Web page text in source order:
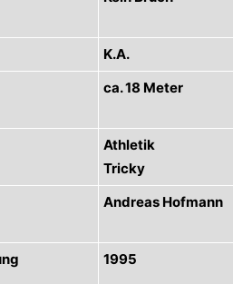
K.A.
ca. 18 Meter
Athletik
Tricky
Andreas Hofmann
1995